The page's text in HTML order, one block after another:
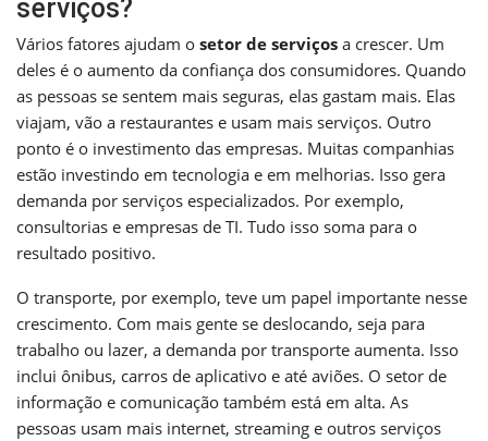
serviços?
Vários fatores ajudam o setor de serviços a crescer. Um
deles é o aumento da confiança dos consumidores. Quando
as pessoas se sentem mais seguras, elas gastam mais. Elas
viajam, vão a restaurantes e usam mais serviços. Outro
ponto é o investimento das empresas. Muitas companhias
estão investindo em tecnologia e em melhorias. Isso gera
demanda por serviços especializados. Por exemplo,
consultorias e empresas de TI. Tudo isso soma para o
resultado positivo.
O transporte, por exemplo, teve um papel importante nesse
crescimento. Com mais gente se deslocando, seja para
trabalho ou lazer, a demanda por transporte aumenta. Isso
inclui ônibus, carros de aplicativo e até aviões. O setor de
informação e comunicação também está em alta. As
pessoas usam mais internet, streaming e outros serviços